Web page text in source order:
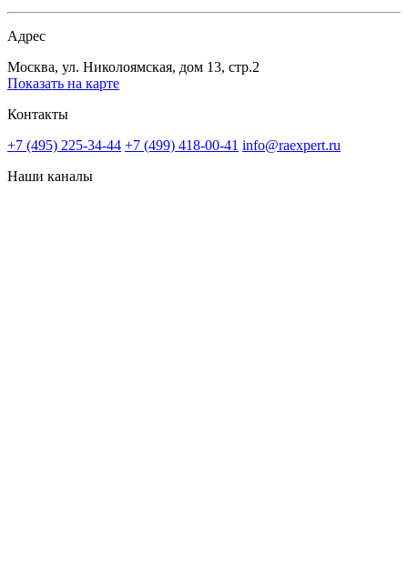
Адрес
Москва, ул. Николоямская, дом 13, стр.2
Показать на карте
Контакты
+7 (495) 225-34-44 +7 (499) 418-00-41 info@raexpert.ru
Наши каналы